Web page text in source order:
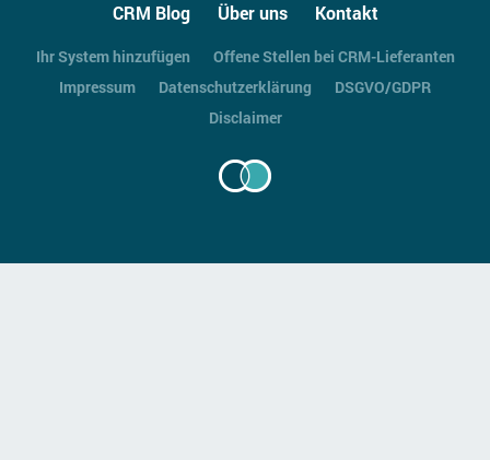
CRM Blog
Über uns Kontakt
Ihr System hinzufügen
Offene Stellen bei CRM-Lieferanten
Impressum
Datenschutzerklärung
DSGVO/GDPR
Disclaimer